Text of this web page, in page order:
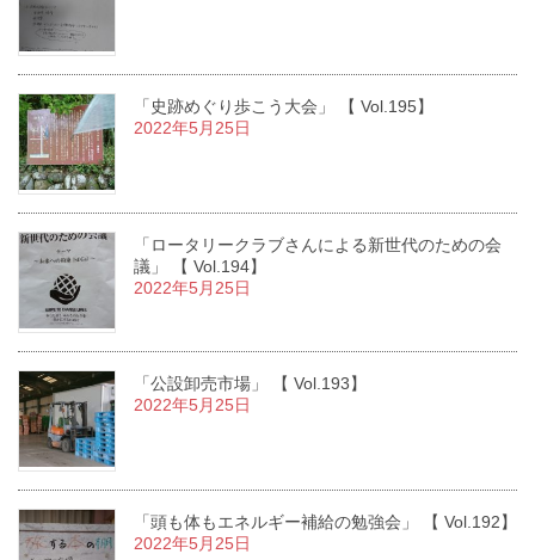
「史跡めぐり歩こう大会」 【 Vol.195】
2022年5月25日
「ロータリークラブさんによる新世代のための会
議」 【 Vol.194】
2022年5月25日
「公設卸売市場」 【 Vol.193】
2022年5月25日
「頭も体もエネルギー補給の勉強会」 【 Vol.192】
2022年5月25日